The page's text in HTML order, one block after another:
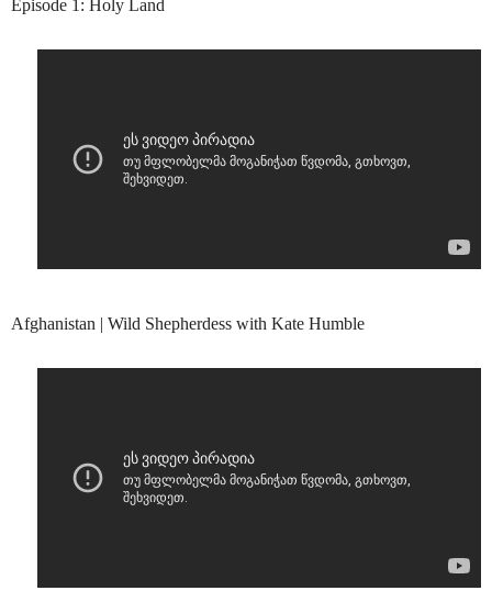
Episode 1: Holy Land
Afghanistan | Wild Shepherdess with Kate Humble